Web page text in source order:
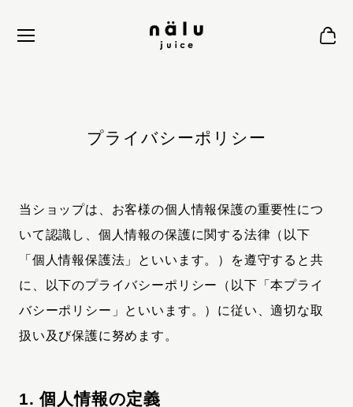
プライバシーポリシー
当ショップは、お客様の個人情報保護の重要性につ
いて認識し、個人情報の保護に関する法律（以下
「個人情報保護法」といいます。）を遵守すると共
に、以下のプライバシーポリシー（以下「本プライ
バシーポリシー」といいます。）に従い、適切な取
扱い及び保護に努めます。
1. 個人情報の定義